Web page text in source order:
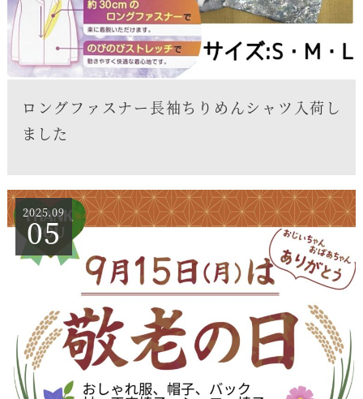
ロングファスナー長袖ちりめんシャツ入荷し
ました
2025.09
05